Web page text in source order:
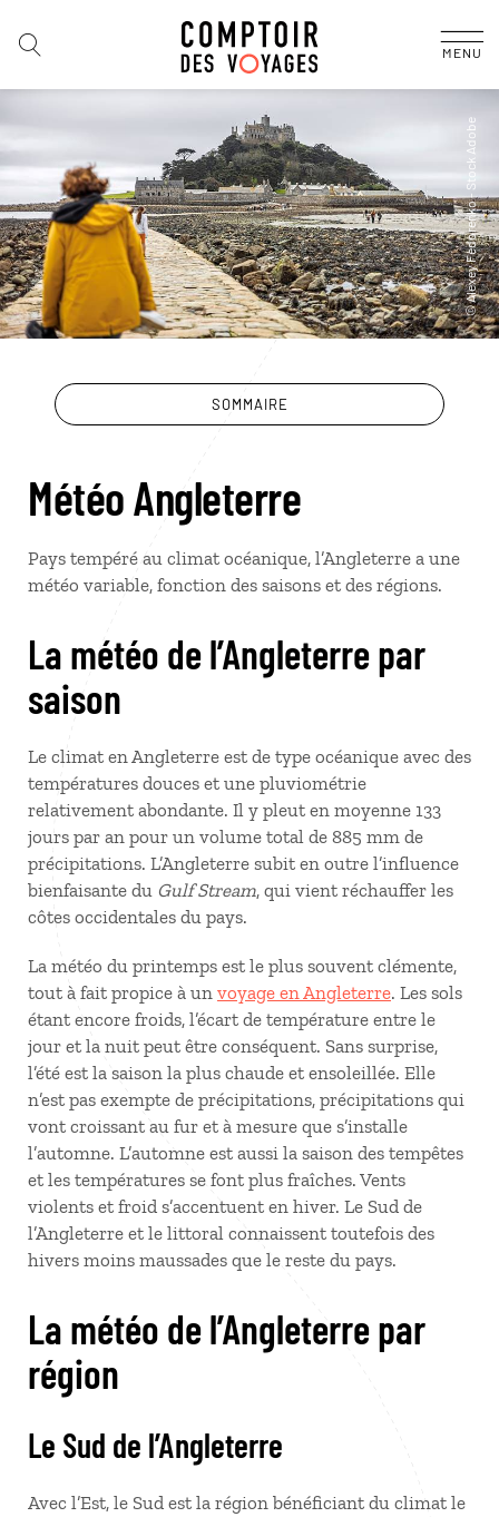
MENU
SOMMAIRE
Météo Angleterre
Pays tempéré au climat océanique, l’Angleterre a une
météo variable, fonction des saisons et des régions.
La météo de l’Angleterre par
saison
Le climat en Angleterre est de type océanique avec des
températures douces et une pluviométrie
relativement abondante. Il y pleut en moyenne 133
jours par an pour un volume total de 885 mm de
précipitations. L’Angleterre subit en outre l’influence
bienfaisante du Gulf Stream, qui vient réchauffer les
côtes occidentales du pays.
La météo du printemps est le plus souvent clémente,
tout à fait propice à un voyage en Angleterre. Les sols
étant encore froids, l’écart de température entre le
jour et la nuit peut être conséquent. Sans surprise,
l’été est la saison la plus chaude et ensoleillée. Elle
n’est pas exempte de précipitations, précipitations qui
vont croissant au fur et à mesure que s’installe
l’automne. L’automne est aussi la saison des tempêtes
et les températures se font plus fraîches. Vents
violents et froid s’accentuent en hiver. Le Sud de
l’Angleterre et le littoral connaissent toutefois des
hivers moins maussades que le reste du pays.
La météo de l’Angleterre par
région
Le Sud de l’Angleterre
Avec l’Est, le Sud est la région bénéficiant du climat le